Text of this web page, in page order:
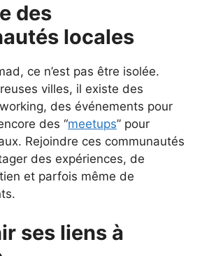
des
locales
ce n’est pas être isolée.
villes, il existe des
des événements pour
des “meetups” pour
Rejoindre ces communautés
des expériences, de
et parfois même de
ses liens à